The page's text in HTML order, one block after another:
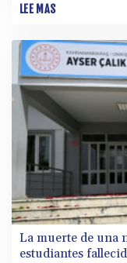
empleo en Oriente
LEE MAS
La muerte de una
estudiantes